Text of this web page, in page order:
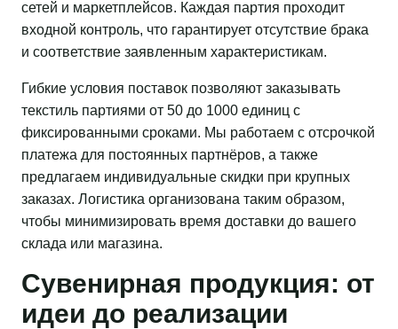
сетей и маркетплейсов. Каждая партия проходит
входной контроль, что гарантирует отсутствие брака
и соответствие заявленным характеристикам.
Гибкие условия поставок позволяют заказывать
текстиль партиями от 50 до 1000 единиц с
фиксированными сроками. Мы работаем с отсрочкой
платежа для постоянных партнёров, а также
предлагаем индивидуальные скидки при крупных
заказах. Логистика организована таким образом,
чтобы минимизировать время доставки до вашего
склада или магазина.
Сувенирная продукция: от
идеи до реализации